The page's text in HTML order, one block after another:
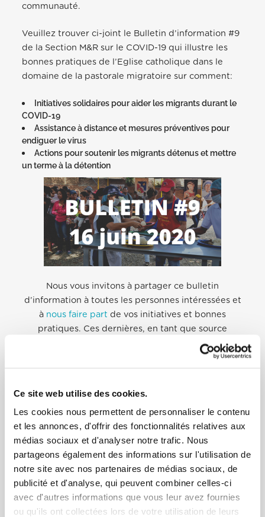
Ce site web utilise des cookies.
Les cookies nous permettent de personnaliser le contenu
et les annonces, d'offrir des fonctionnalités relatives aux
médias sociaux et d'analyser notre trafic. Nous
partageons également des informations sur l'utilisation de
notre site avec nos partenaires de médias sociaux, de
publicité et d'analyse, qui peuvent combiner celles-ci
avec d'autres informations que vous leur avez fournies
ou qu'ils ont collectées lors de votre utilisation de leurs
communauté.
Veuillez trouver ci-joint le Bulletin d’information #9
de la Section M&R sur le COVID-19 qui illustre les
bonnes pratiques de l’Eglise catholique dans le
domaine de la pastorale migratoire sur comment:
Initiatives solidaires pour aider les migrants durant le
COVID-19
Assistance à distance et mesures préventives pour
endiguer le virus
Actions pour soutenir les migrants détenus et mettre
un terme à la détention
Nous vous invitons à partager ce bulletin
d’information à toutes les personnes intéressées et
à nous faire part de vos initiatives et bonnes
pratiques. Ces dernières, en tant que source
d’inspiration et d’espoir, pourront être publiées